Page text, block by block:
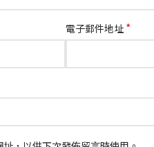
電子郵件地址 *